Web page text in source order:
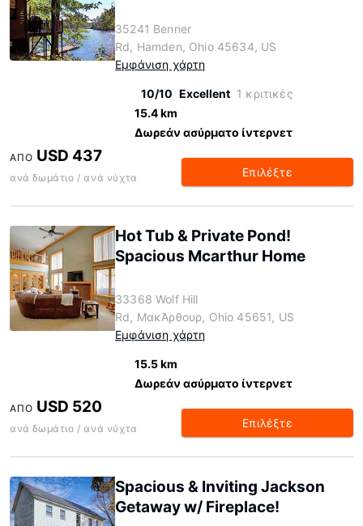
35241 Benner
Rd, Hamden, Ohio 45634, US
Εμφάνιση χάρτη
10/10 Excellent 1 κριτικές
15.4 km
Δωρεάν ασύρματο ίντερνετ
ΑΠΌ USD 437
ανά δωμάτιο / ανά νύχτα Επιλέξτε
Hot Tub & Private Pond!
Spacious Mcarthur Home
33368 Wolf Hill
Rd, ΜακΆρθουρ, Ohio 45651, US
Εμφάνιση χάρτη
15.5 km
Δωρεάν ασύρματο ίντερνετ
ΑΠΌ USD 520
ανά δωμάτιο / ανά νύχτα Επιλέξτε
Spacious & Inviting Jackson
Getaway w/ Fireplace!